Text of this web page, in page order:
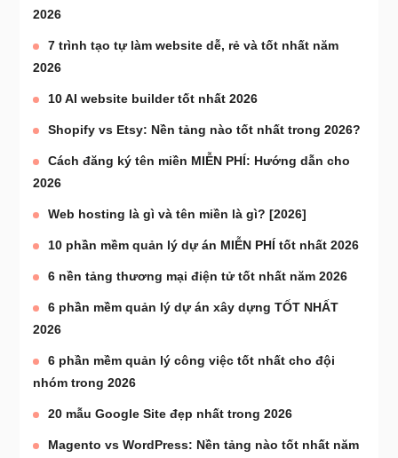
2026
7 trình tạo tự làm website dễ, rẻ và tốt nhất năm
2026
10 AI website builder tốt nhất 2026
Shopify vs Etsy: Nền tảng nào tốt nhất trong 2026?
Cách đăng ký tên miền MIỄN PHÍ: Hướng dẫn cho
2026
Web hosting là gì và tên miền là gì? [2026]
10 phần mềm quản lý dự án MIỄN PHÍ tốt nhất 2026
6 nền tảng thương mại điện tử tốt nhất năm 2026
6 phần mềm quản lý dự án xây dựng TỐT NHẤT
2026
6 phần mềm quản lý công việc tốt nhất cho đội
nhóm trong 2026
20 mẫu Google Site đẹp nhất trong 2026
Magento vs WordPress: Nền tảng nào tốt nhất năm